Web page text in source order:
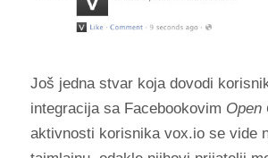
Još jedna stvar koja dovodi
integracija sa Facebookovim Open
aktivnosti korisnika vox.io se vide